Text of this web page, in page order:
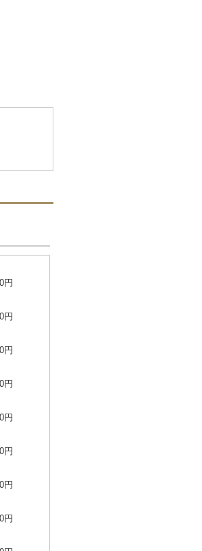
円
円
円
円
円
円
円
円